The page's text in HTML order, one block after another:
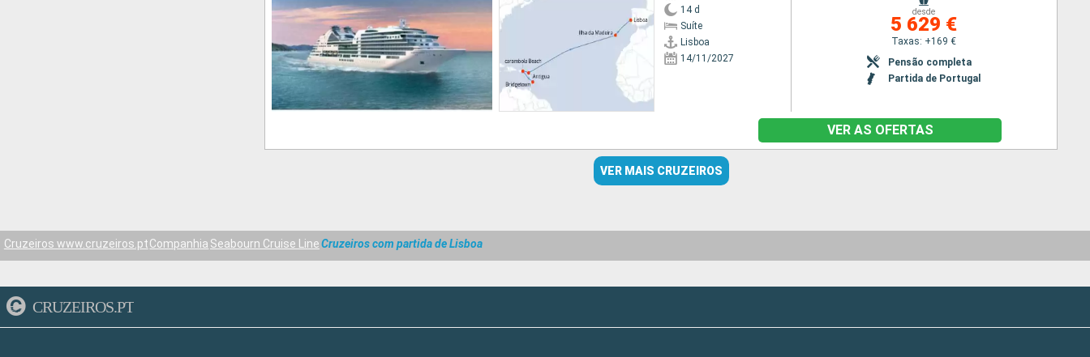
14 d
Suíte
Lisboa
14/11/2027
desde
5 629 €
Taxas: +169 €
Pensão completa
Partida de Portugal
VER AS OFERTAS
VER MAIS CRUZEIROS
Cruzeiros www.cruzeiros.ptCompanhia Seabourn Cruise LineCruzeiros com partida de Lisboa
CRUZEIROS.PT